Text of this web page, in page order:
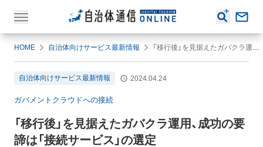
HOME 自治体向けサービス最新情報 「移行後」を見据えたガバクラ運用、成功の要諦は「接続サービス」の選定
自治体向けサービス最新情報 2024.04.24
ガバメントクラウドへの接続
「移行後」を見据えたガバクラ運用、成功の要
諦は「接続サービス」の選定